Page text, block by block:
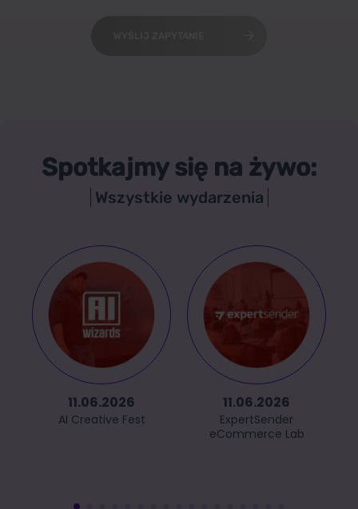
Spotkajmy się na żywo:
Wszystkie wydarzenia
11.06.2026
AI Creative Fest
11.06.2026
ExpertSender
eCommerce Lab